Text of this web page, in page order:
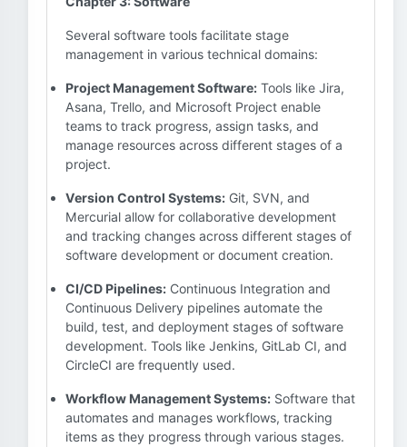
Several software tools facilitate stage
management in various technical domains:
Project Management Software: Tools like Jira,
Asana, Trello, and Microsoft Project enable
teams to track progress, assign tasks, and
manage resources across different stages of a
project.
Version Control Systems: Git, SVN, and
Mercurial allow for collaborative development
and tracking changes across different stages of
software development or document creation.
CI/CD Pipelines: Continuous Integration and
Continuous Delivery pipelines automate the
build, test, and deployment stages of software
development. Tools like Jenkins, GitLab CI, and
CircleCI are frequently used.
Workflow Management Systems: Software that
automates and manages workflows, tracking
items as they progress through various stages.